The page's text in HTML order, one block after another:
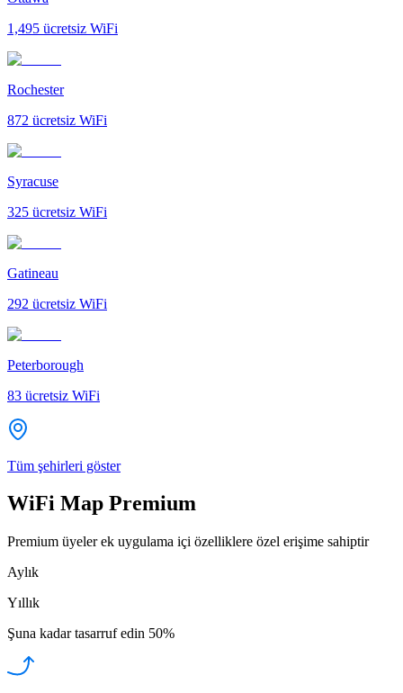
1,495 ücretsiz WiFi
Rochester
872 ücretsiz WiFi
Syracuse
325 ücretsiz WiFi
Gatineau
292 ücretsiz WiFi
Peterborough
83 ücretsiz WiFi
Tüm şehirleri göster
WiFi Map Premium
Premium üyeler ek uygulama içi özelliklere özel erişime sahiptir
Aylık
Yıllık
Şuna kadar tasarruf edin 50%